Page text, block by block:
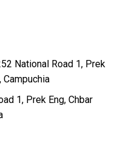
National Road 1, Prek
Campuchia
1, Prek Eng, Chbar